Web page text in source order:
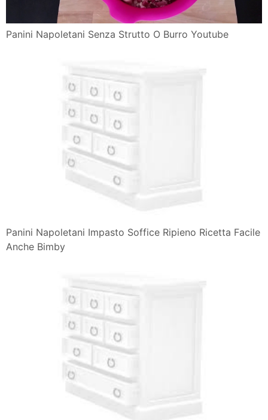
Panini Napoletani Senza Strutto O Burro Youtube
Panini Napoletani Impasto Soffice Ripieno Ricetta Facile
Anche Bimby